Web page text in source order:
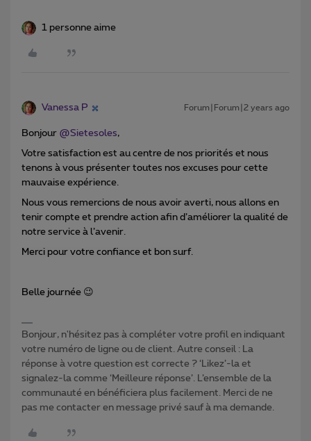
1 personne aime
Vanessa P Forum|Forum|2 years ago
Bonjour @Sietesoles,
Votre satisfaction est au centre de nos priorités et nous
tenons à vous présenter toutes nos excuses pour cette
mauvaise expérience.
Nous vous remercions de nous avoir averti, nous allons en
tenir compte et prendre action afin d’améliorer la qualité de
notre service à l’avenir.
Merci pour votre confiance et bon surf.
Belle journée 😉
Bonjour, n'hésitez pas à compléter votre profil en indiquant
votre numéro de ligne ou de client. Autre conseil : La
réponse à votre question est correcte ? ‘Likez’-la et
signalez-la comme ‘Meilleure réponse’. L’ensemble de la
communauté en bénéficiera plus facilement. Merci de ne
pas me contacter en message privé sauf à ma demande.